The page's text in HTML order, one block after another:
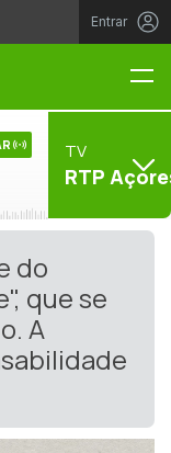
Entrar
TV
RTP
do
que se
A